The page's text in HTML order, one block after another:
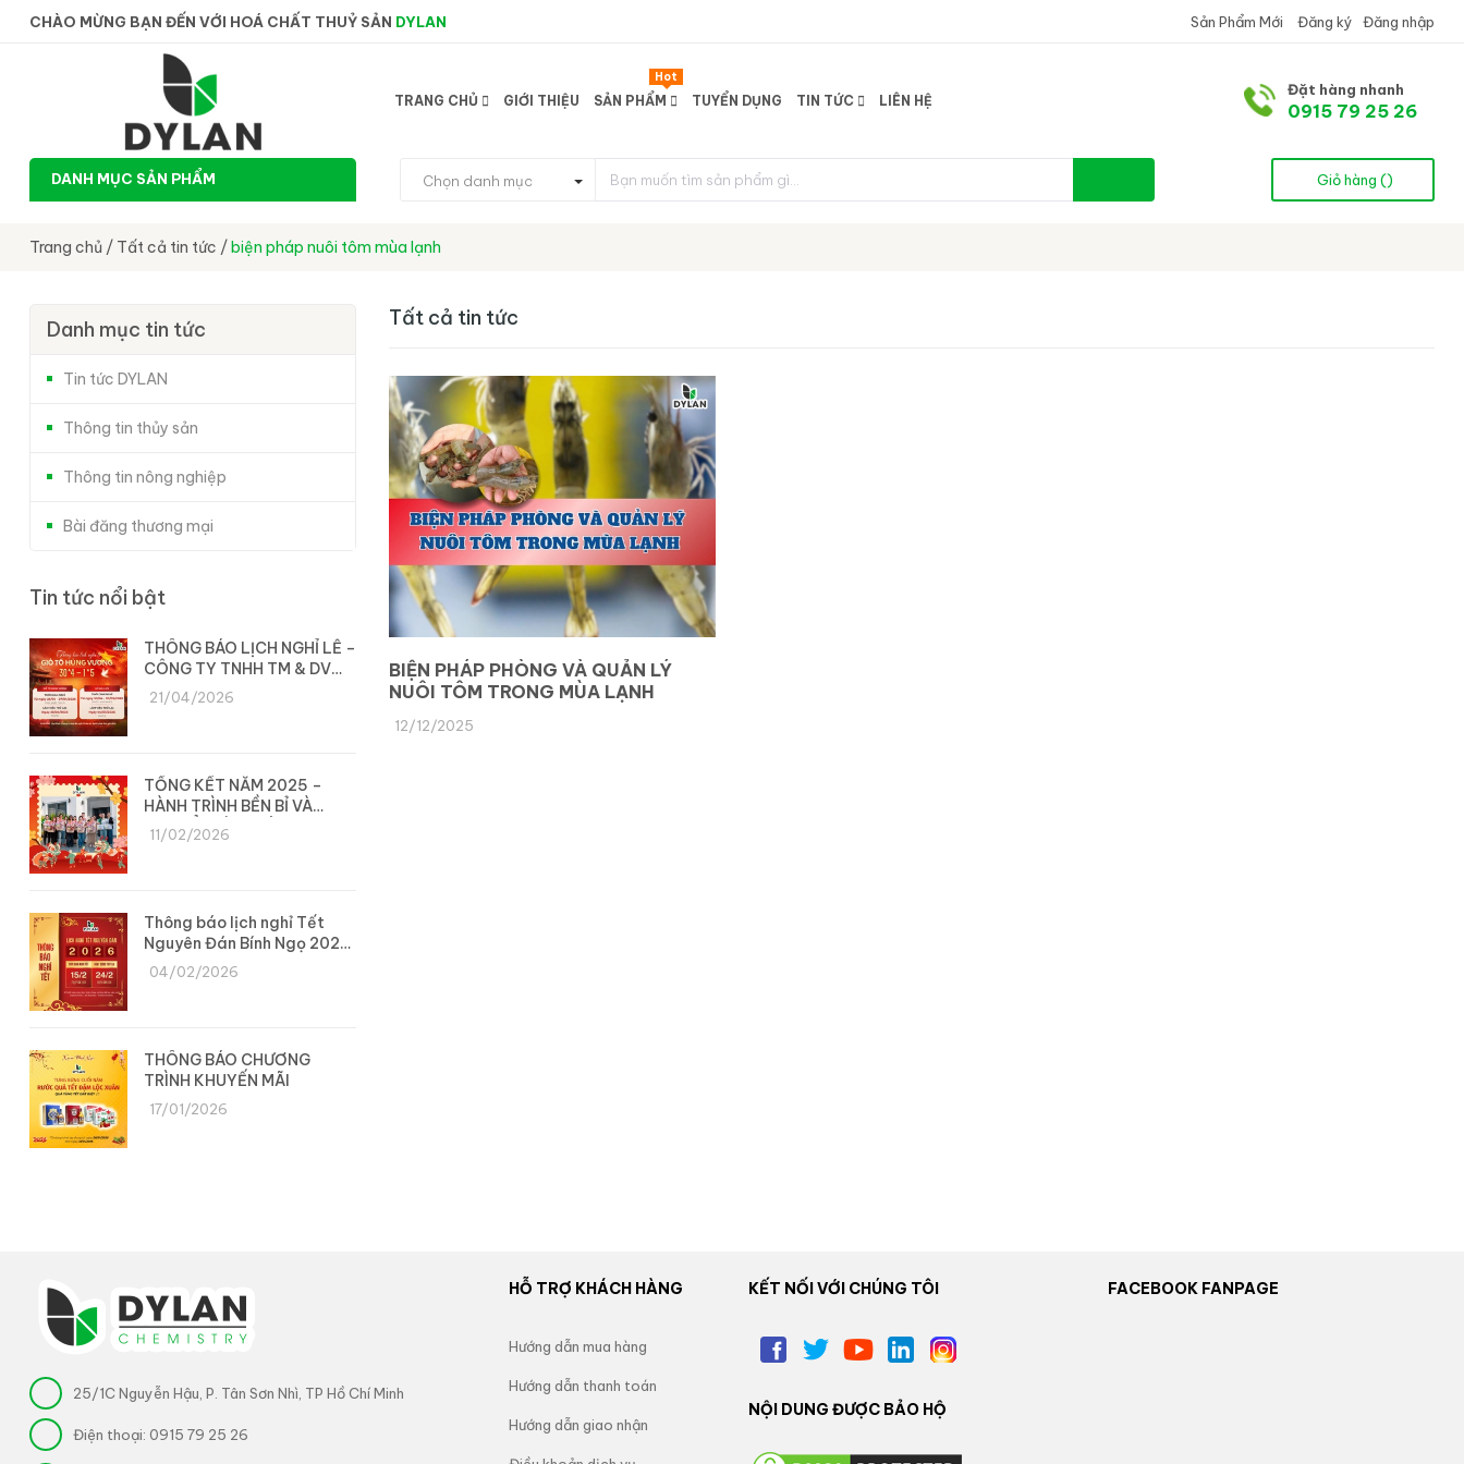
CHÀO MỪNG BẠN ĐẾN VỚI HOÁ CHẤT THUỶ SẢN DYLAN Đăng ký Đăng nhập
Sản Phẩm Mới
TRANG CHỦ GIỚI THIỆU SẢN PHẨM
Hot
TUYỂN DỤNG TIN TỨC LIÊN HỆ
Đặt hàng nhanh
0915 79 25 26
DANH MỤC SẢN PHẨM Chọn danh mục Giỏ hàng ()
Trang chủ / Tất cả tin tức /biện pháp nuôi tôm mùa lạnh
Tất cả tin tức
BIỆN PHÁP PHÒNG VÀ QUẢN LÝ
NUÔI TÔM TRONG MÙA LẠNH
12/12/2025
Danh mục tin tức
Tin tức DYLAN
Thông tin thủy sản
Thông tin nông nghiệp
Bài đăng thương mại
Tin tức nổi bật
THÔNG BÁO LỊCH NGHỈ LỄ –
CÔNG TY TNHH TM & DV
DYLAN
21/04/2026
TỔNG KẾT NĂM 2025 –
HÀNH TRÌNH BỀN BỈ VÀ
CHUYỂN MÌNH CÙNG DYLAN
11/02/2026
Thông báo lịch nghỉ Tết
Nguyên Đán Bính Ngọ 2026
– Công ty Dylan
04/02/2026
THÔNG BÁO CHƯƠNG
TRÌNH KHUYẾN MÃI
17/01/2026
25/1C Nguyễn Hậu, P. Tân Sơn Nhì, TP Hồ Chí Minh
Điện thoại: 0915 79 25 26
HỖ TRỢ KHÁCH HÀNG
Hướng dẫn mua hàng
Hướng dẫn thanh toán
Hướng dẫn giao nhận
KẾT NỐI VỚI CHÚNG TÔI
NỘI DUNG ĐƯỢC BẢO HỘ
FACEBOOK FANPAGE